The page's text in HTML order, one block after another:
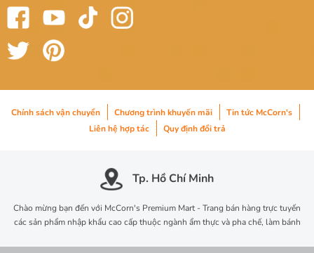
Chính sách vận chuyển Chương trình khuyến mãi
Tin tức McCorn's
Liên hệ hợp tác
Quy định đổi trả
Tp. Hồ Chí Minh
Chào mừng bạn đến với McCorn's Premium Mart - Trang bán hàng trực tuyến
các sản phẩm nhập khẩu cao cấp thuộc ngành ẩm thực và pha chế, làm bánh